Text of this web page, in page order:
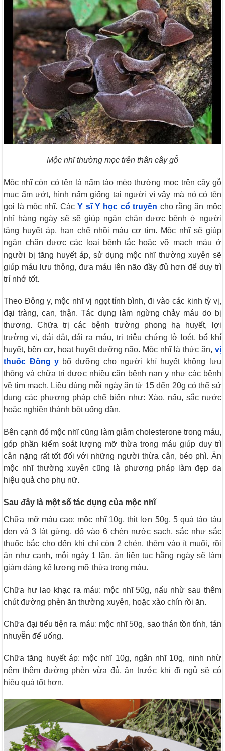
Mộc nhĩ thường mọc trên thân cây gỗ
Mộc nhĩ còn có tên là nấm táo mèo thường mọc trên cây gỗ
mục ẩm ướt, hình nấm giống tai người vì vậy mà nó có tên
gọi là mộc nhĩ. Các Y sĩ Y học cổ truyền cho rằng ăn mộc
nhĩ hàng ngày sẽ sẽ giúp ngăn chặn được bệnh ở người
tăng huyết áp, hạn chế nhồi máu cơ tim. Mộc nhĩ sẽ giúp
ngăn chặn được các loại bệnh tắc hoặc vỡ mạch máu ở
người bị tăng huyết áp, sử dụng mộc nhĩ thường xuyên sẽ
giúp máu lưu thông, đưa máu lên não đầy đủ hơn để duy trì
trí nhớ tốt.
Theo Đông y, mộc nhĩ vị ngọt tính bình, đi vào các kinh tỳ vị,
đại tràng, can, thận. Tác dụng làm ngừng chảy máu do bị
thương. Chữa trị các bệnh trường phong hạ huyết, lợi
trường vị, đái dắt, đái ra máu, trị triệu chứng lở loét, bổ khí
huyết, bền cơ, hoạt huyết dưỡng não. Mộc nhĩ là thức ăn, vị
thuốc Đông ybổ dưỡng cho người khí huyết không lưu
thông và chữa trị được nhiều căn bệnh nan y như các bệnh
về tim mạch. Liều dùng mỗi ngày ăn từ 15 đến 20g có thể sử
dụng các phương pháp chế biến như: Xào, nấu, sắc nước
hoặc nghiền thành bột uống dần.
Bên cạnh đó mộc nhĩ cũng làm giảm cholesterone trong máu,
góp phần kiểm soát lượng mỡ thừa trong máu giúp duy trì
cân nặng rất tốt đối với những người thừa cân, béo phì. Ăn
mộc nhĩ thường xuyên cũng là phương pháp làm đẹp da
hiệu quả cho phụ nữ.
Sau đây là một số tác dụng của mộc nhĩ
Chữa mỡ máu cao: mộc nhĩ 10g, thịt lợn 50g, 5 quả táo tàu
đen và 3 lát gừng, đổ vào 6 chén nước sạch, sắc như sắc
thuốc bắc cho đến khi chỉ còn 2 chén, thêm vào ít muối, rồi
ăn như canh, mỗi ngày 1 lần, ăn liên tục hằng ngày sẽ làm
giảm đáng kể lượng mỡ thừa trong máu.
Chữa hư lao khạc ra máu: mộc nhĩ 50g, nấu nhừ sau thêm
chút đường phèn ăn thường xuyên, hoặc xào chín rồi ăn.
Chữa đại tiểu tiện ra máu: mộc nhĩ 50g, sao thán tồn tính, tán
nhuyễn để uống.
Chữa tăng huyết áp: mộc nhĩ 10g, ngân nhĩ 10g, ninh nhừ
nêm thêm đường phèn vừa đủ, ăn trước khi đi ngủ sẽ có
hiệu quả tốt hơn.